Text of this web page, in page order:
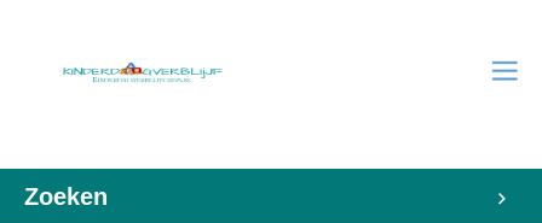
Zoeken